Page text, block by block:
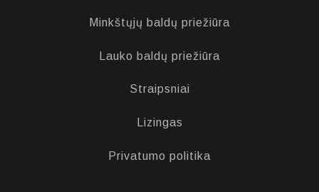
Minkštųjų baldų priežiūra
Lauko baldų priežiūra
Straipsniai
Lizingas
Privatumo politika